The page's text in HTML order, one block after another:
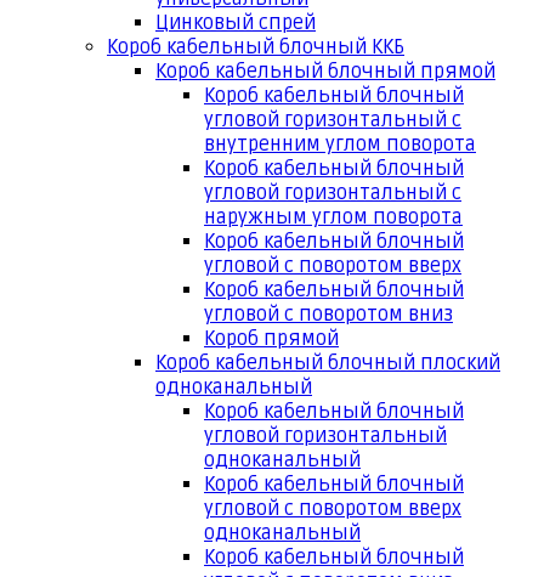
Цинковый спрей
Короб кабельный блочный ККБ
Короб кабельный блочный прямой
Короб кабельный блочный
угловой горизонтальный с
внутренним углом поворота
Короб кабельный блочный
угловой горизонтальный с
наружным углом поворота
Короб кабельный блочный
угловой с поворотом вверх
Короб кабельный блочный
угловой с поворотом вниз
Короб прямой
Короб кабельный блочный плоский
одноканальный
Короб кабельный блочный
угловой горизонтальный
одноканальный
Короб кабельный блочный
угловой с поворотом вверх
одноканальный
Короб кабельный блочный